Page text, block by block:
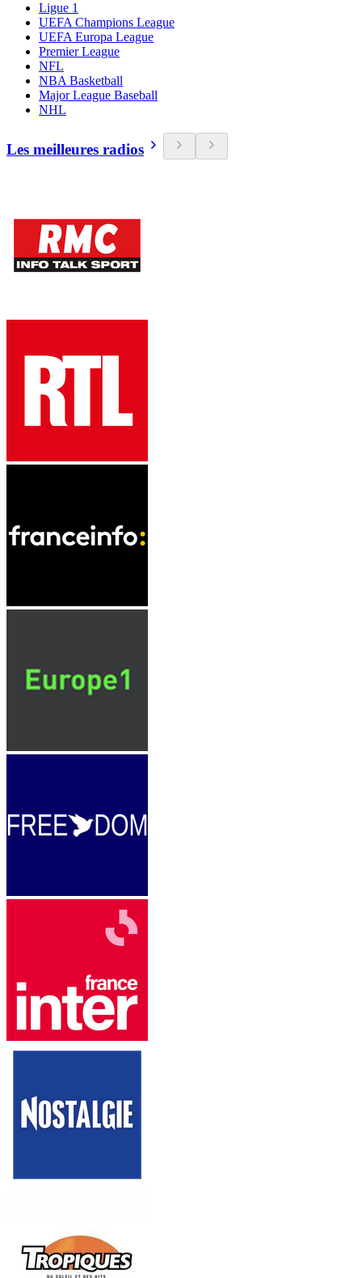
Ligue 1
UEFA Champions League
UEFA Europa League
Premier League
NFL
NBA Basketball
Major League Baseball
NHL
Les meilleures radios